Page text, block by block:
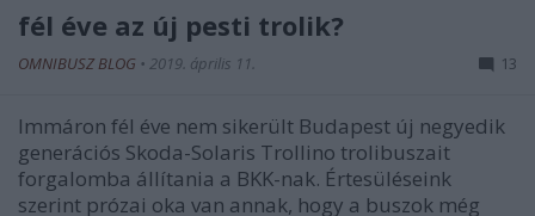
fél éve az új pesti trolik?
OMNIBUSZ BLOG • 2019. április 11. 13
Immáron fél éve nem sikerült Budapest új negyedik
generációs Skoda-Solaris Trollino trolibuszait
forgalomba állítania a BKK-nak. Értesüléseink
szerint prózai oka van annak, hogy a buszok még